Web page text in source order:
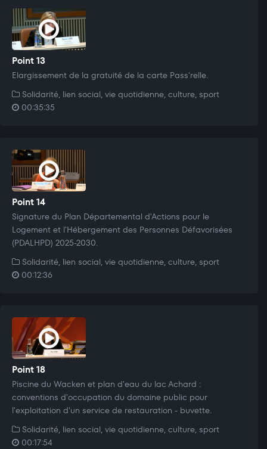
Point 13
Elargissement de la gratuité de la carte Pass'relle.
Solidarité, lien social, vie quotidienne, culture, sport
00:35:35
Point 14
Signature du Plan Départemental d'Actions pour le
Logement et l'Hébergement des Personnes Défavorisées
(PDALHPD) 2025-2030.
Solidarité, lien social, vie quotidienne, culture, sport
00:12:36
Point 18
Piscine du Wacken et plan d'eau du lac Achard :
conventions d'occupation du domaine public pour
l'exploitation d'un service de restauration - buvette.
Solidarité, lien social, vie quotidienne, culture, sport
00:17:54